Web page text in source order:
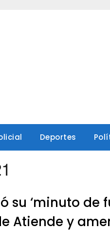
Deportes
su ‘minuto de
Atiende y